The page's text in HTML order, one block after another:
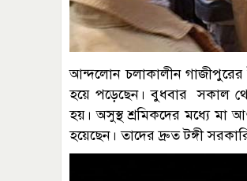
আন্দলোন চলাকালীন গাজীপুরের
হয়ে পড়েছেন। বুধবার সকাল
হয়। অসুস্থ শ্রমিকদের মধ্যে মা
হয়েছেন। তাদের দ্রুত টঙ্গী